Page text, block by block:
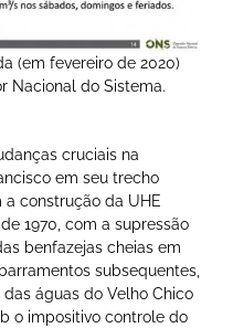
(em fevereiro de 2020)
Nacional do Sistema.
cruciais na
em seu trecho
construção da UHE
1970, com a supressão
benfazejas cheias em
subsequentes,
águas do Velho Chico
o impositivo controle do